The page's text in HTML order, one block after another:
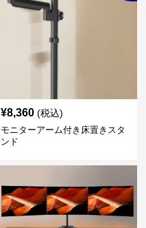
¥8,360 (税込)
モニターアーム付き床置きスタ
ンド